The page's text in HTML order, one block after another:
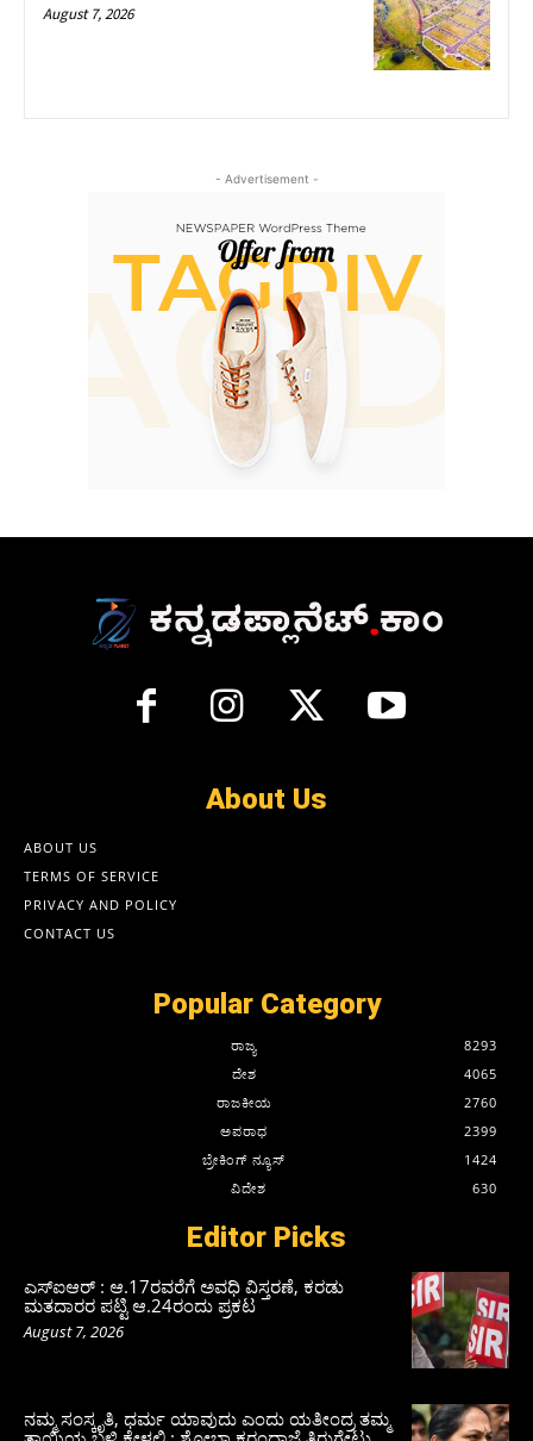
August 7, 2026
- Advertisement -
About Us
ABOUT US
TERMS OF SERVICE
PRIVACY AND POLICY
CONTACT US
Popular Category
ರಾಜ್ಯ
8293
ದೇಶ
4065
ರಾಜಕೀಯ
2760
ಅಪರಾಧ
2399
ಬ್ರೇಕಿಂಗ್ ನ್ಯೂಸ್
1424
ವಿದೇಶ
630
Editor Picks
ಎಸ್‌ಐಆರ್‌ : ಆ.17ರವರೆಗೆ ಅವಧಿ ವಿಸ್ತರಣೆ, ಕರಡು
ಮತದಾರರ ಪಟ್ಟಿ ಆ.24ರಂದು ಪ್ರಕಟ
August 7, 2026
ನಮ್ಮ ಸಂಸ್ಕೃತಿ, ಧರ್ಮ ಯಾವುದು ಎಂದು ಯತೀಂದ್ರ ತಮ್ಮ